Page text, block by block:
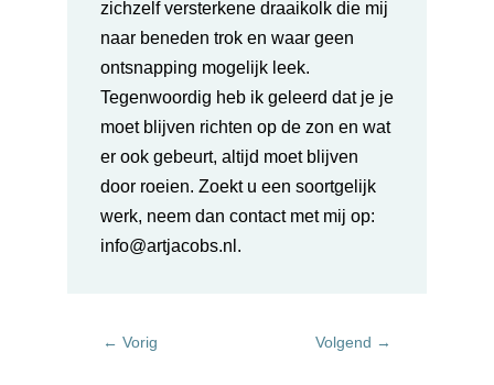
zichzelf versterkene draaikolk die mij
naar beneden trok en waar geen
ontsnapping mogelijk leek.
Tegenwoordig heb ik geleerd dat je je
moet blijven richten op de zon en wat
er ook gebeurt, altijd moet blijven
door roeien. Zoekt u een soortgelijk
werk, neem dan contact met mij op:
info@artjacobs.nl.
←Vorig Volgend →